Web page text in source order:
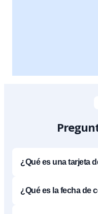
¿Qué es una tarjeta
¿Qué es la fecha de